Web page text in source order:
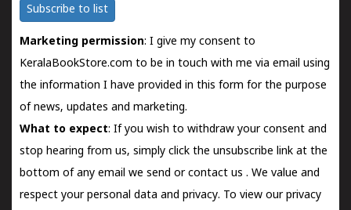
Subscribe to list
Marketing permission: I give my consent to
KeralaBookStore.com to be in touch with me via email using
the information I have provided in this form for the purpose
of news, updates and marketing.
What to expect: If you wish to withdraw your consent and
stop hearing from us, simply click the unsubscribe link at the
bottom of any email we send orcontact us . We value and
respect your personal data and privacy. To view our privacy